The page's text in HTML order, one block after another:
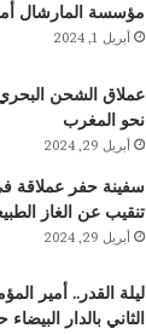
مؤسسة المارشال
أبريل 1, 2024
عملاق الشحن
نحو المغرب
أبريل 29, 2024
سفينة حفر عملاقة
تنقيب عن الغاز
أبريل 29, 2024
ليلة القدر.. أمير
الثاني بالدار البيضاء